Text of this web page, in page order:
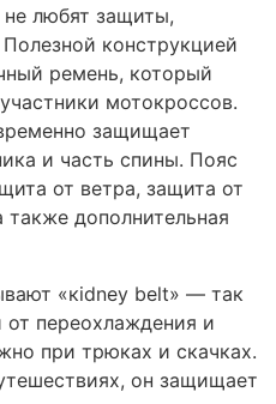
любят защиты,
конструкцией
ремень, который
мотокроссов.
защищает
и часть спины. Пояс
от ветра, защита от
дополнительная
«кidney belt» — так
переохлаждения и
при трюках и скачках.
он защищает